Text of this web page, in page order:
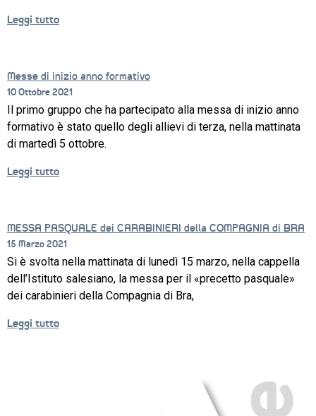
Leggi tutto
Messe di inizio anno formativo
10 Ottobre 2021
Il primo gruppo che ha partecipato alla messa di inizio anno
formativo è stato quello degli allievi di terza, nella mattinata
di martedì 5 ottobre.
Leggi tutto
MESSA PASQUALE dei CARABINIERI della COMPAGNIA di BRA
15 Marzo 2021
Si è svolta nella mattinata di lunedì 15 marzo, nella cappella
dell’Istituto salesiano, la messa per il «precetto pasquale»
dei carabinieri della Compagnia di Bra,
Leggi tutto